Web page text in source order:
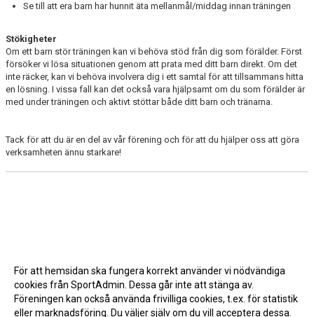
Se till att era barn har hunnit äta mellanmål/middag innan träningen
Stökigheter
Om ett barn stör träningen kan vi behöva stöd från dig som förälder. Först
försöker vi lösa situationen genom att prata med ditt barn direkt. Om det
inte räcker, kan vi behöva involvera dig i ett samtal för att tillsammans hitta
en lösning. I vissa fall kan det också vara hjälpsamt om du som förälder är
med under träningen och aktivt stöttar både ditt barn och tränarna.
Tack för att du är en del av vår förening och för att du hjälper oss att göra
verksamheten ännu starkare!
För att hemsidan ska fungera korrekt använder vi nödvändiga
cookies från SportAdmin. Dessa går inte att stänga av.
Föreningen kan också använda frivilliga cookies, t.ex. för statistik
eller marknadsföring. Du väljer själv om du vill acceptera dessa.